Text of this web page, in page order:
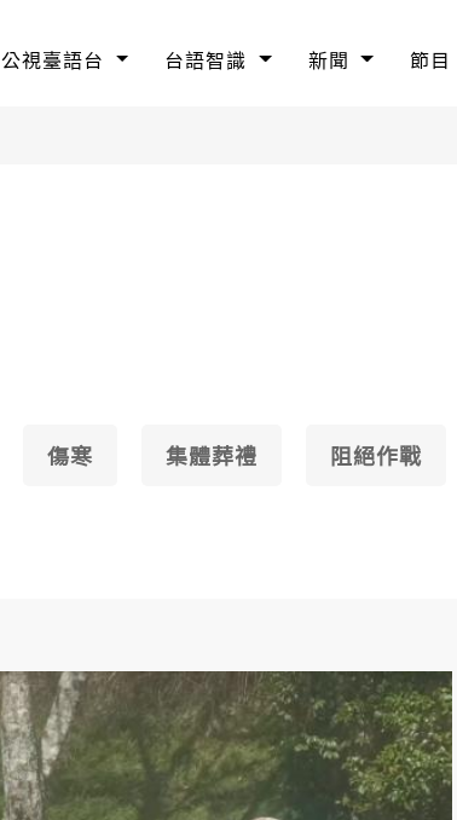
公視臺語台 台語智識 新聞 節目
傷寒 集體葬禮 阻絕作戰